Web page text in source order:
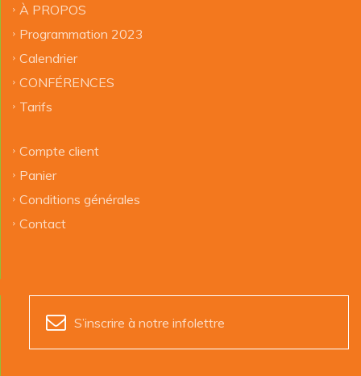
À PROPOS
Programmation 2023
Calendrier
CONFÉRENCES
Tarifs
Compte client
Panier
Conditions générales
Contact
S’inscrire à notre infolettre